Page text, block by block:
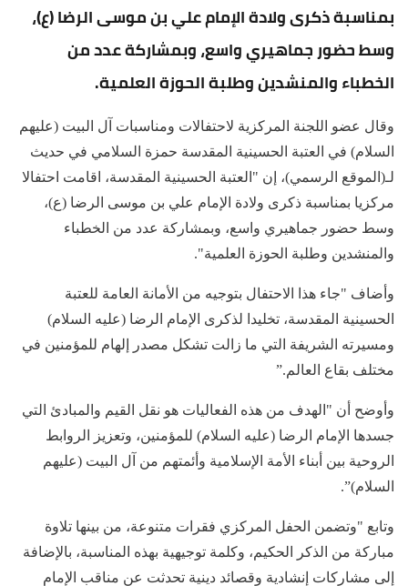
بمناسبة ذكرى ولادة الإمام علي بن موسى الرضا (ع)،
وسط حضور جماهيري واسع، وبمشاركة عدد من
الخطباء والمنشدين وطلبة الحوزة العلمية.
وقال عضو اللجنة المركزية لاحتفالات ومناسبات آل البيت (عليهم
السلام) في العتبة الحسينية المقدسة حمزة السلامي في حديث
لـ(الموقع الرسمي)، إن "العتبة الحسينية المقدسة، اقامت احتفالا
مركزيا بمناسبة ذكرى ولادة الإمام علي بن موسى الرضا (ع)،
وسط حضور جماهيري واسع، وبمشاركة عدد من الخطباء
والمنشدين وطلبة الحوزة العلمية".
وأضاف "جاء هذا الاحتفال بتوجيه من الأمانة العامة للعتبة
الحسينية المقدسة، تخليدا لذكرى الإمام الرضا (عليه السلام)
ومسيرته الشريفة التي ما زالت تشكل مصدر إلهام للمؤمنين في
مختلف بقاع العالم.”
وأوضح أن "الهدف من هذه الفعاليات هو نقل القيم والمبادئ التي
جسدها الإمام الرضا (عليه السلام) للمؤمنين، وتعزيز الروابط
الروحية بين أبناء الأمة الإسلامية وأئمتهم من آل البيت (عليهم
السلام)”.
وتابع "وتضمن الحفل المركزي فقرات متنوعة، من بينها تلاوة
مباركة من الذكر الحكيم، وكلمة توجيهية بهذه المناسبة، بالإضافة
إلى مشاركات إنشادية وقصائد دينية تحدثت عن مناقب الإمام